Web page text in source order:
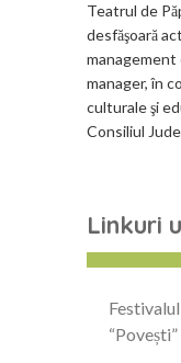
Teatrul de
desfăşoară
manager, în
culturale şi
Consiliul
Linkuri
Festivalul Internațional de Teatru
“Povești”